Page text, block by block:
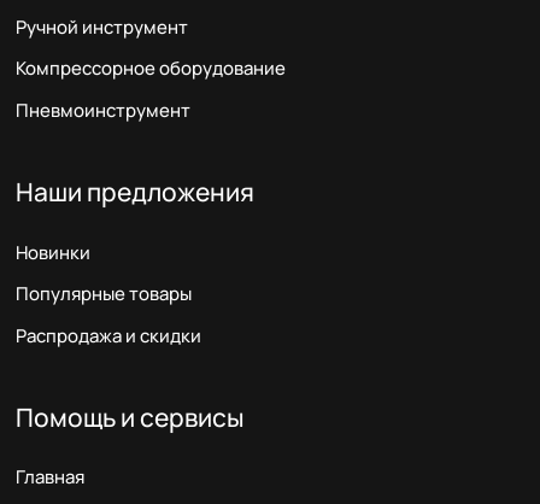
Ручной инструмент
Компрессорное оборудование
Пневмоинструмент
Наши предложения
Новинки
Популярные товары
Распродажа и скидки
Помощь и сервисы
Главная